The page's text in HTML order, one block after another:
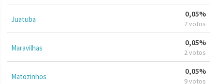
Juatuba
0,05%
7 votos
Maravilhas
0,05%
2 votos
Matozinhos
0,05%
9 votos